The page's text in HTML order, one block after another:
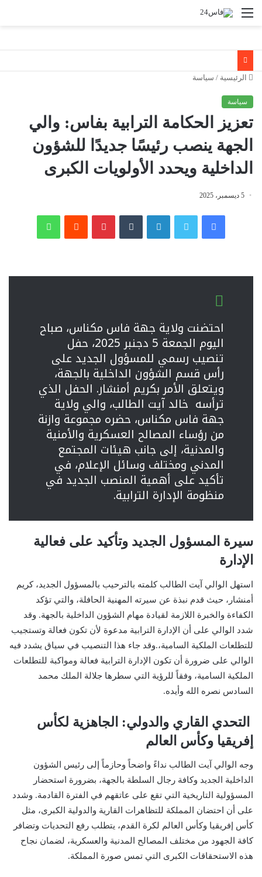
القائمة
الرئيسية / سياسة
سياسة
تعزيز الحكامة الترابية بفاس: والي
الجهة ينصب رئيسًا جديدًا للشؤون
الداخلية ويحدد الأولويات الكبرى
5 ديسمبر، 2025
فيسبوك لينكدإن بينتيريست
احتضنت ولاية جهة فاس مكناس، صباح
اليوم الجمعة 5 دجنبر 2025، حفل
تنصيب رسمي للمسؤول الجديد على
رأس قسم الشؤون الداخلية بالجهة،
ويتعلق الأمر بكريم أمنشار. الحفل الذي
ترأسه خالد آيت الطالب، والي ولاية
جهة فاس مكناس، حضره مجموعة وازنة
من رؤساء المصالح العسكرية والأمنية
والمدنية، إلى جانب هيئات المجتمع
المدني ومختلف وسائل الإعلام، في
تأكيد على أهمية المنصب الجديد في
منظومة الإدارة الترابية.
سيرة المسؤول الجديد وتأكيد على فعالية
الإدارة
استهل الوالي آيت الطالب كلمته بالترحيب بالمسؤول الجديد، كريم
أمنشار، حيث قدم نبذة عن سيرته المهنية الحافلة، والتي تؤكد
الكفاءة والخبرة اللازمة لقيادة مهام الشؤون الداخلية بالجهة. وقد
شدد الوالي على أن الإدارة الترابية مدعوة لأن تكون فعالة وتستجيب
للتطلعات الملكية السامية،.وقد جاء هذا التنصيب في سياق يشدد فيه
الوالي على ضرورة أن تكون الإدارة الترابية فعالة ومواكبة للتطلعات
الملكية السامية، وفقاً للرؤية التي سطرها جلالة الملك محمد
السادس نصره الله وأيده.
التحدي القاري والدولي: الجاهزية لكأس
إفريقيا وكأس العالم
وجه الوالي آيت الطالب نداءً واضحاً وحازماً إلى رئيس الشؤون
الداخلية الجديد وكافة رجال السلطة بالجهة، بضرورة استحضار
المسؤولية التاريخية التي تقع على عاتقهم في الفترة القادمة. وشدد
على أن احتضان المملكة للتظاهرات القارية والدولية الكبرى، مثل
كأس إفريقيا وكأس العالم لكرة القدم، يتطلب رفع التحديات وتضافر
كافة الجهود من مختلف المصالح المدنية والعسكرية، لضمان نجاح
هذه الاستحقاقات الكبرى التي تمس صورة المملكة.